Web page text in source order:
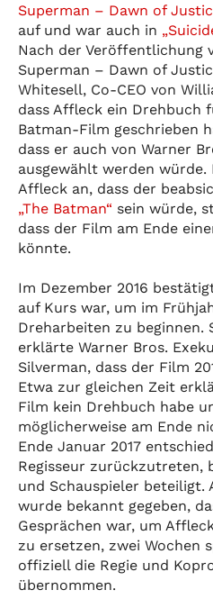
Superman – Dawn of
auf und war auch in
Nach der Veröffentlichung
Superman – Dawn of
Whitesell, Co-CEO von
dass Affleck ein Drehbuch
Batman-Film geschrieben
dass er auch von Warner
ausgewählt werden würde.
Affleck an, dass der
„The Batman“ sein würde,
dass der Film am Ende
könnte.
Im Dezember 2016
auf Kurs war, um im
Dreharbeiten zu beginnen.
erklärte Warner Bros.
Silverman, dass der Film
Etwa zur gleichen Zeit
Film kein Drehbuch habe
möglicherweise am Ende
Ende Januar 2017
Regisseur zurückzutreten,
und Schauspieler beteiligt.
wurde bekannt gegeben,
Gesprächen war, um
zu ersetzen, zwei Wochen
offiziell die Regie und
übernommen.